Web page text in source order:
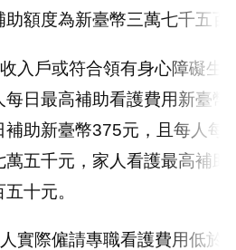
助額度為新臺幣三萬七千五百
入戶或符合領有身心障礙生
每日最高補助看護費用新臺幣
補助新臺幣375元，且每人每
萬五千元，家人看護最高補
十元。
實際僱請專職看護費用低於